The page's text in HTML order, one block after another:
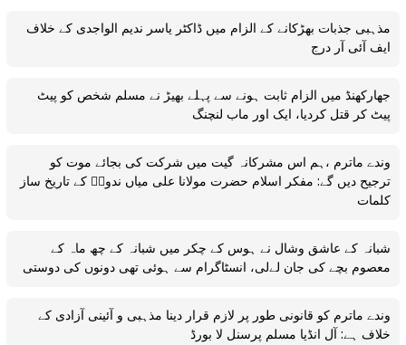
مذہبی جذبات بھڑکانے کے الزام میں ڈاکٹر یاسر ندیم الواجدی کے خلاف
ایف آئی آر درج
جھارکھنڈ میں الزام ثابت ہونے سے پہلے بھیڑ نے مسلم شخص کو پیٹ
پیٹ کر قتل کردیا، ایک اور ماب لنچنگ
وندے ماترم ،ہم اس مشرکانہ گیت میں شرکت کی بجائے موت کو
ترجیح دیں گے: مفکر اسلام حضرت مولانا علی میاں ندویؒ کے تاریخ ساز
کلمات
شبانہ کے عاشق وشال نے ہوس کے چکر میں شبانہ کے چھ ماہ کے
معصوم بچے کی جان لےلی، انسٹاگرام سے ہوئی تھی دونوں کی دوستی
وندے ماترم کو قانونی طور پر لازم قرار دینا مذہبی و آئینی آزادی کے
خلاف ہے: آل انڈیا مسلم پرسنل لا بورڈ